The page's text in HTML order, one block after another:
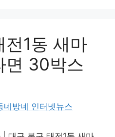
1동 새마
면 30박스
네방네 인터넷뉴스